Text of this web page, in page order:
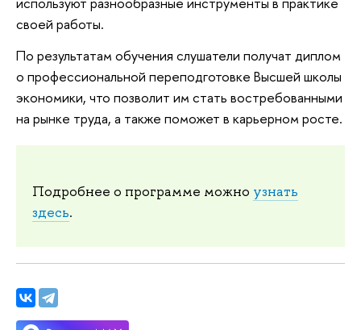
своей работы.
По результатам обучения слушатели получат диплом
о профессиональной переподготовке Высшей школы
экономики, что позволит им стать востребованными
на рынке труда, а также поможет в карьерном росте.
Подробнее о программе можно узнать
здесь.